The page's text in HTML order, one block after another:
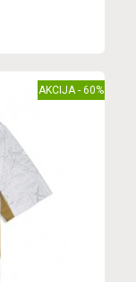
AKCIJA - 60%